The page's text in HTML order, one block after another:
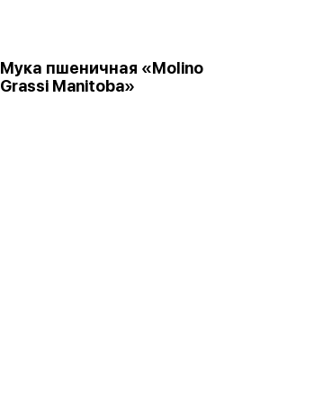
Мука пшеничная «Molino
Grassi Manitoba»